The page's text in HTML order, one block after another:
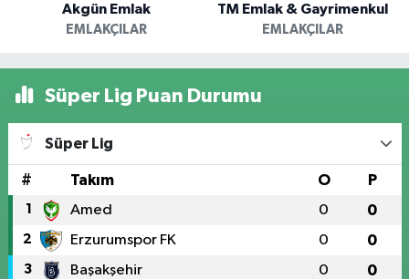
Akgün Emlak
EMLAKÇILAR
TM Emlak & Gayrimenkul
EMLAKÇILAR
Süper Lig Puan Durumu
Süper Lig
# Takım O P
1 Amed 0 0
2 Erzurumspor FK 0 0
3 Başakşehir 0 0